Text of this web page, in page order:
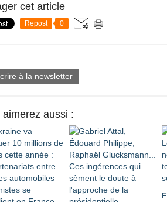
cet article
Repost 0
à la newsletter
aimerez aussi :